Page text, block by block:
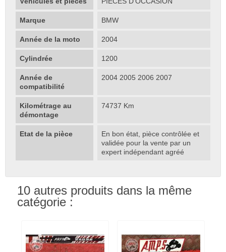
Marque BMW
Année de la moto 2004
Cylindrée 1200
Année de
compatibilité
2004 2005 2006 2007
Kilométrage au
démontage
74737 Km
Etat de la pièce
En bon état, pièce contrôlée et
validée pour la vente par un
expert indépendant agréé
10 autres produits dans la même
catégorie :